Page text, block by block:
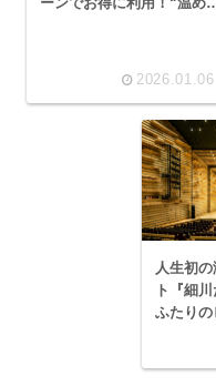
2026.01.06
人生初
ト『細
ふたり